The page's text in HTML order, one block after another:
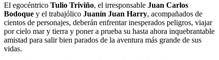
El egocéntrico Tulio Triviño, el irresponsable Juan Carlos
Bodoque y el trabajólico Juanín Juan Harry, acompañados de
cientos de personajes, deberán enfrentar inesperados peligros, viajar
por cielo mar y tierra y poner a prueba su hasta ahora inquebrantable
amistad para salir bien parados de la aventura más grande de sus
vidas.